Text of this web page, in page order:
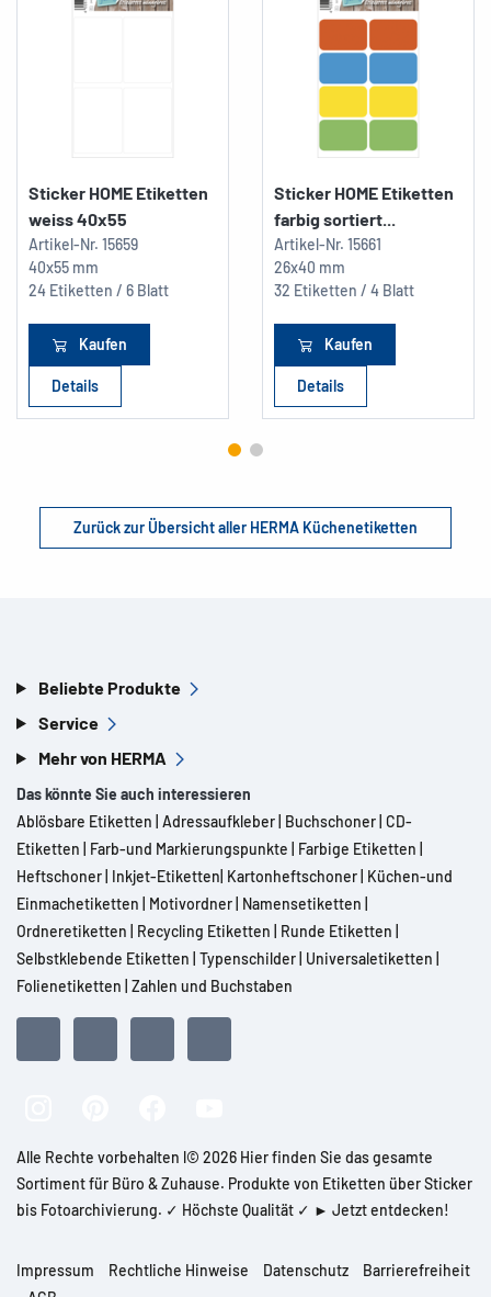
Sticker HOME Etiketten
weiss 40x55
Artikel-Nr. 15659
40x55 mm
24 Etiketten / 6 Blatt
Kaufen
Details
Sticker HOME Etiketten
farbig sortiert...
Artikel-Nr. 15661
26x40 mm
32 Etiketten / 4 Blatt
Kaufen
Details
Zurück zur Übersicht aller HERMA Küchenetiketten
Beliebte Produkte
Service
Mehr von HERMA
Das könnte Sie auch interessieren
Ablösbare Etiketten Adressaufkleber Buchschoner CD-
Etiketten
Farb-und Markierungspunkte Farbige Etiketten
Heftschoner Inkjet-Etiketten Kartonheftschoner Küchen-und
Einmachetiketten
Motivordner Namensetiketten
Ordneretiketten
Recycling Etiketten Runde Etiketten
Selbstklebende Etiketten Typenschilder Universaletiketten
Folienetiketten Zahlen und Buchstaben
Alle Rechte vorbehalten l© 2026 Hier finden Sie das gesamte
Sortiment für Büro & Zuhause. Produkte von Etiketten über Sticker
bis Fotoarchivierung. ✓ Höchste Qualität ✓ ► Jetzt entdecken!
Impressum Rechtliche Hinweise Datenschutz
Barrierefreiheit